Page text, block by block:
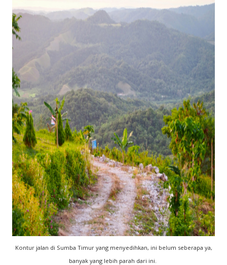
Kontur jalan di Sumba Timur yang menyedihkan, ini belum seberapa ya,
banyak yang lebih parah dari ini.